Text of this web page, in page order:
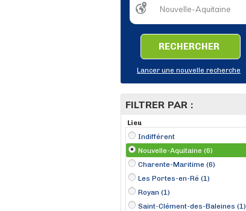
RECHERCHER
Lancer une nouvelle recherche
FILTRER PAR :
Lieu
Indifférent
Nouvelle-Aquitaine (6)
Charente-Maritime (6)
Les Portes-en-Ré (1)
Royan (1)
Saint-Clément-des-Baleines (1)